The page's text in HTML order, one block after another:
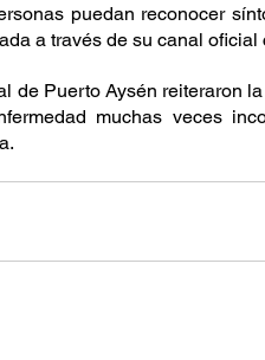
puedan reconocer
a través de su canal
de Puerto Aysén reiteraron
muchas veces